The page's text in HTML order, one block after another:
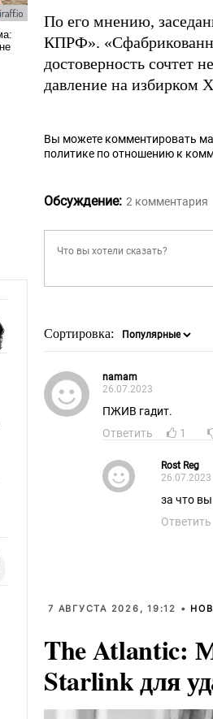
По его мнению,
КПРФ».
достоверность сочтет
давление на избирком
Вы можете комментировать
политике по отношению к
Обсуждение: 2 комментария
Сортировка:
namam
26.07.2023
ПЖИВ гадит.
Ответить
1
Rost Reg
26.07.2023
за что
Ответить
7 АВГУСТА 2026, 19:12 •
The Atlantic:
Starlink для